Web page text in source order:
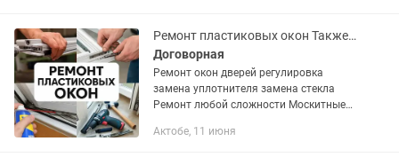
Ремонт пластиковых окон Также производим пластиковые окна, двери,балконов
Договорная
Ремонт окон дверей регулировка
замена уплотнителя замена стекла
Ремонт любой сложности Москитные
Актобе, 11 июня